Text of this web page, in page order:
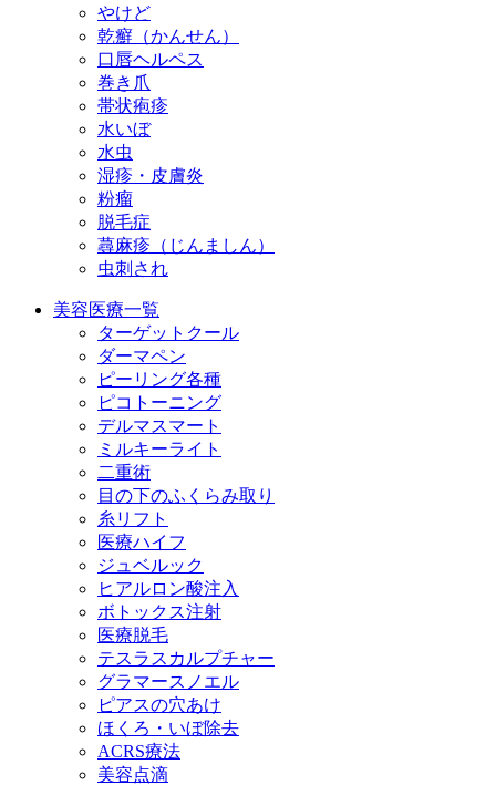
やけど
乾癬（かんせん）
口唇ヘルペス
巻き爪
帯状疱疹
水いぼ
水虫
湿疹・皮膚炎
粉瘤
脱毛症
蕁麻疹（じんましん）
虫刺され
美容医療一覧
ターゲットクール
ダーマペン
ピーリング各種
ピコトーニング
デルマスマート
ミルキーライト
二重術
目の下のふくらみ取り
糸リフト
医療ハイフ
ジュベルック
ヒアルロン酸注入
ボトックス注射
医療脱毛
テスラスカルプチャー
グラマースノエル
ピアスの穴あけ
ほくろ・いぼ除去
ACRS療法
美容点滴